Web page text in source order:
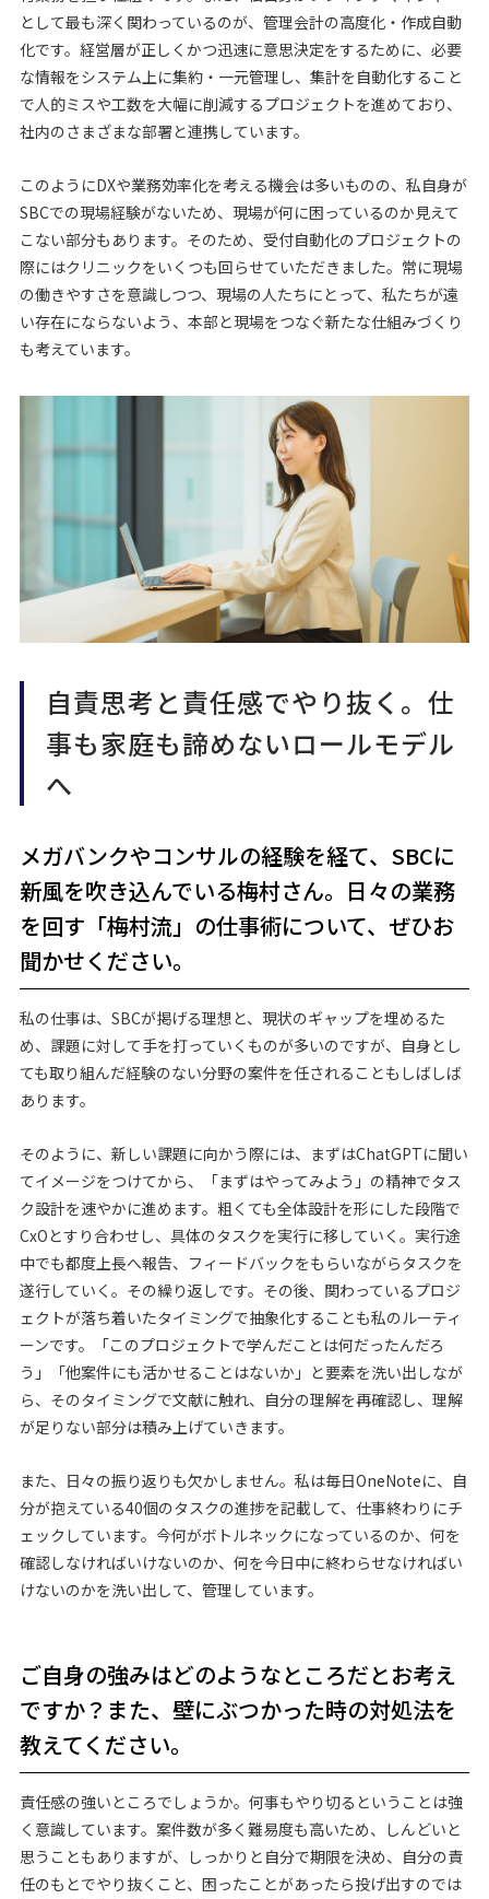
として最も深く関わっているのが、管理会計の高度化・作成自動
化です。経営層が正しくかつ迅速に意思決定をするために、必要
な情報をシステム上に集約・一元管理し、集計を自動化すること
で人的ミスや工数を大幅に削減するプロジェクトを進めており、
社内のさまざまな部署と連携しています。
このようにDXや業務効率化を考える機会は多いものの、私自身が
SBCでの現場経験がないため、現場が何に困っているのか見えて
こない部分もあります。そのため、受付自動化のプロジェクトの
際にはクリニックをいくつも回らせていただきました。常に現場
の働きやすさを意識しつつ、現場の人たちにとって、私たちが遠
い存在にならないよう、本部と現場をつなぐ新たな仕組みづくり
も考えています。
自責思考と責任感でやり抜く。仕
事も家庭も諦めないロールモデル
へ
メガバンクやコンサルの経験を経て、SBCに
新風を吹き込んでいる梅村さん。日々の業務
を回す「梅村流」の仕事術について、ぜひお
聞かせください。
私の仕事は、SBCが掲げる理想と、現状のギャップを埋めるた
め、課題に対して手を打っていくものが多いのですが、自身とし
ても取り組んだ経験のない分野の案件を任されることもしばしば
あります。
そのように、新しい課題に向かう際には、まずはChatGPTに聞い
てイメージをつけてから、「まずはやってみよう」の精神でタス
ク設計を速やかに進めます。粗くても全体設計を形にした段階で
CxOとすり合わせし、具体のタスクを実行に移していく。実行途
中でも都度上長へ報告、フィードバックをもらいながらタスクを
遂行していく。その繰り返しです。その後、関わっているプロジ
ェクトが落ち着いたタイミングで抽象化することも私のルーティ
ーンです。「このプロジェクトで学んだことは何だったんだろ
う」「他案件にも活かせることはないか」と要素を洗い出しなが
ら、そのタイミングで文献に触れ、自分の理解を再確認し、理解
が足りない部分は積み上げていきます。
また、日々の振り返りも欠かしません。私は毎日OneNoteに、自
分が抱えている40個のタスクの進捗を記載して、仕事終わりにチ
ェックしています。今何がボトルネックになっているのか、何を
確認しなければいけないのか、何を今日中に終わらせなければい
けないのかを洗い出して、管理しています。
ご自身の強みはどのようなところだとお考え
ですか？また、壁にぶつかった時の対処法を
教えてください。
責任感の強いところでしょうか。何事もやり切るということは強
く意識しています。案件数が多く難易度も高いため、しんどいと
思うこともありますが、しっかりと自分で期限を決め、自分の責
任のもとでやり抜くこと、困ったことがあったら投げ出すのでは